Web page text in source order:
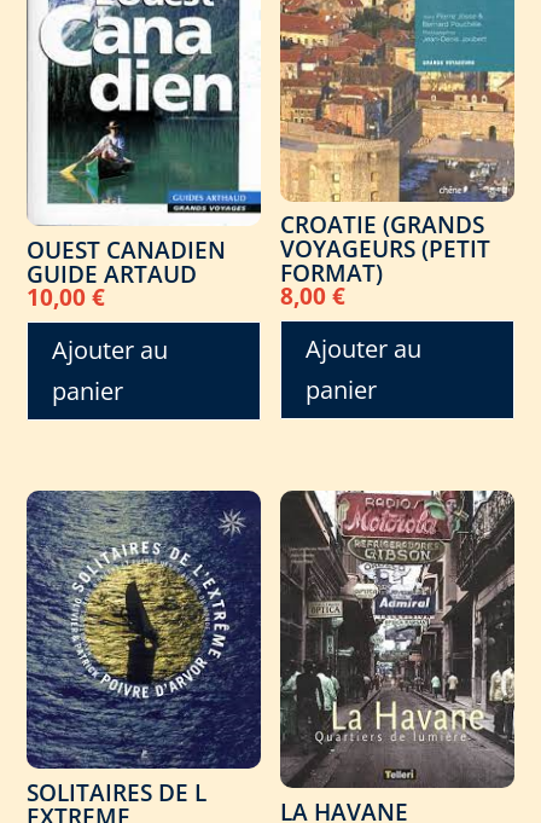
OUEST CANADIEN
GUIDE ARTAUD
10,00€
Ajouter au
panier
CROATIE (GRANDS
VOYAGEURS (PETIT
FORMAT)
8,00€
Ajouter au
panier
SOLITAIRES DE L
EXTREME LA HAVANE